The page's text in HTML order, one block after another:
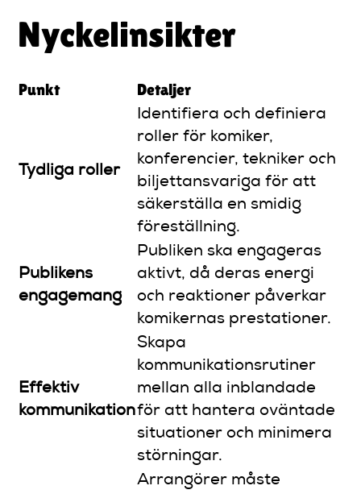
Nyckelinsikter
Punkt Detaljer
Tydliga roller
Identifiera och definiera
roller för komiker,
konferencier, tekniker och
biljettansvariga för att
säkerställa en smidig
föreställning.
Publikens
engagemang
Publiken ska engageras
aktivt, då deras energi
och reaktioner påverkar
komikernas prestationer.
Effektiv
kommunikation
Skapa
kommunikationsrutiner
mellan alla inblandade
för att hantera oväntade
situationer och minimera
störningar.
Arrangörer måste